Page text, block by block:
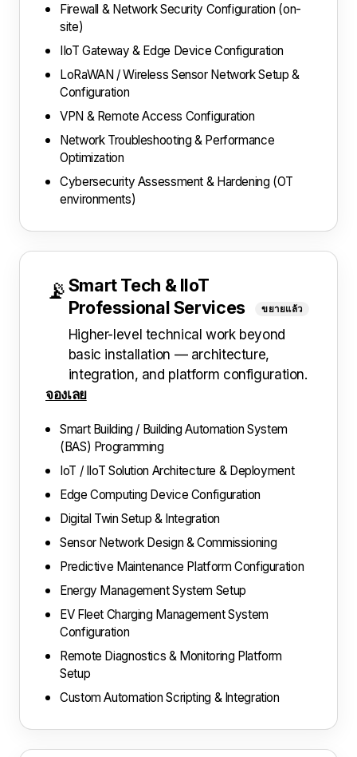
Firewall & Network Security Configuration (on-
site)
IIoT Gateway & Edge Device Configuration
LoRaWAN / Wireless Sensor Network Setup &
Configuration
VPN & Remote Access Configuration
Network Troubleshooting & Performance
Optimization
Cybersecurity Assessment & Hardening (OT
environments)
📡Smart Tech & IIoT
Professional Services
ขยายแล้ว
Higher-level technical work beyond
basic installation — architecture,
integration, and platform configuration.
จองเลย
Smart Building / Building Automation System
(BAS) Programming
IoT / IIoT Solution Architecture & Deployment
Edge Computing Device Configuration
Digital Twin Setup & Integration
Sensor Network Design & Commissioning
Predictive Maintenance Platform Configuration
Energy Management System Setup
EV Fleet Charging Management System
Configuration
Remote Diagnostics & Monitoring Platform
Setup
Custom Automation Scripting & Integration